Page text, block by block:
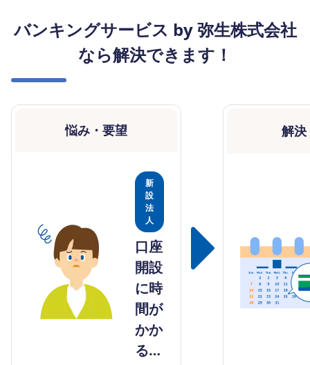
バンキングサービス by 弥生株式会社
なら解決できます！
悩み・要望
新
設
法
人
口座
開設
に時
間が
かか
る…
解決